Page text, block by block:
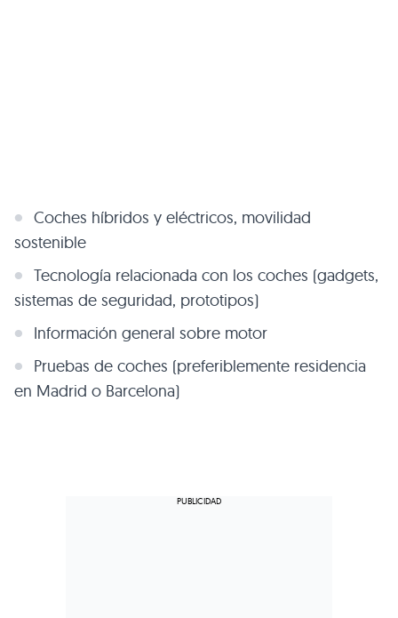
Coches híbridos y eléctricos, movilidad
sostenible
Tecnología relacionada con los coches (gadgets,
sistemas de seguridad, prototipos)
Información general sobre motor
Pruebas de coches (preferiblemente residencia
en Madrid o Barcelona)